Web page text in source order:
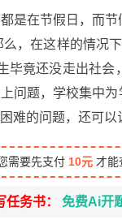
是在节假日，而
么，在这样的情况
毕竟还没走出社会
问题，学校集中
难的问题，还可以
需要先支付 10元 才能
任务书： 免费Ai开